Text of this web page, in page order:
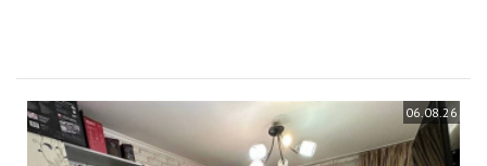
06.08.26